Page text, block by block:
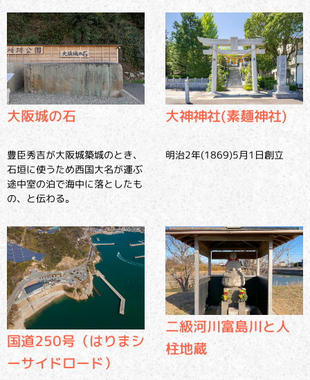
大阪城の石
豊臣秀吉が大阪城築城のとき、
石垣に使うため西国大名が運ぶ
途中室の泊で海中に落としたも
の、と伝わる。
大神神社(素麺神社)
明治2年(1869)5月1日創立
国道250号（はりまシ
ーサイドロード）
二級河川富島川と人
柱地蔵